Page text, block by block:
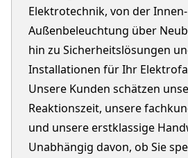
Elektrotechnik, von der
Außenbeleuchtung über
hin zu Sicherheitslösungen
Installationen für Ihr
Unsere Kunden schätzen
Reaktionszeit, unsere
und unsere erstklassige
Unabhängig davon, ob Sie